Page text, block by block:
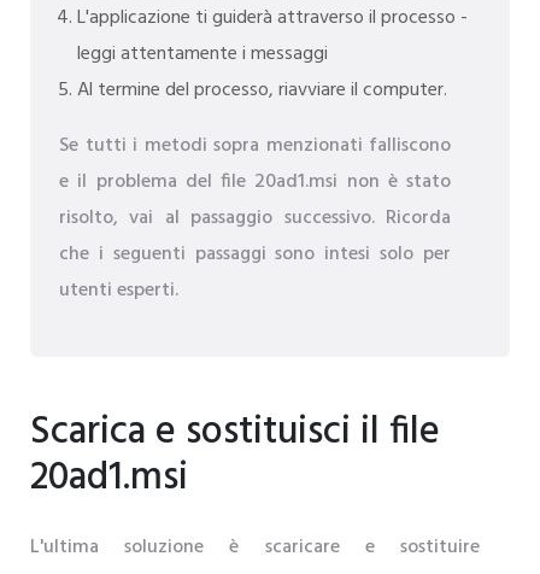
L'applicazione ti guiderà attraverso il processo -
leggi attentamente i messaggi
Al termine del processo, riavviare il computer.
Se tutti i metodi sopra menzionati falliscono
e il problema del file 20ad1.msi non è stato
risolto, vai al passaggio successivo. Ricorda
che i seguenti passaggi sono intesi solo per
utenti esperti.
Scarica e sostituisci il file
20ad1.msi
L'ultima soluzione è scaricare e sostituire